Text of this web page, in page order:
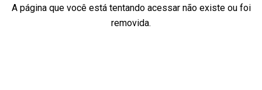
A página que você está tentando acessar não existe ou foi
removida.